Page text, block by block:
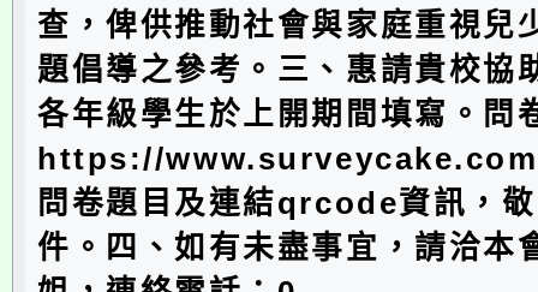
查，俾供推動社會與家庭重視兒
題倡導之參考。三、惠請貴校協
各年級學生於上開期間填寫。問
https://
問卷題目及連結qrcode資訊，
件。四、如有未盡事宜，請洽本